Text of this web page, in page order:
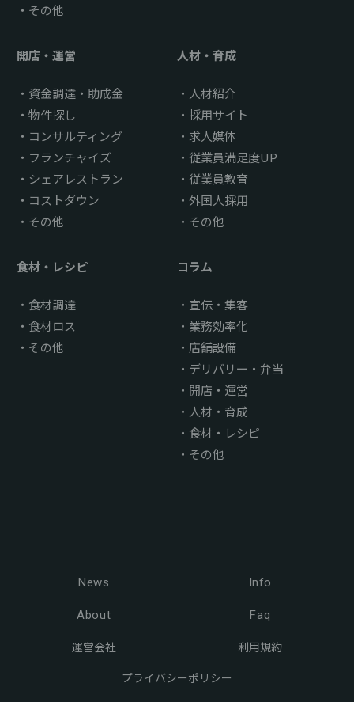
その他
開店・運営
資金調達・助成金
物件探し
コンサルティング
フランチャイズ
シェアレストラン
コストダウン
その他
人材・育成
人材紹介
採用サイト
求人媒体
従業員満足度UP
従業員教育
外国人採用
その他
食材・レシピ
食材調達
食材ロス
その他
コラム
宣伝・集客
業務効率化
店舗設備
デリバリー・弁当
開店・運営
人材・育成
食材・レシピ
その他
News Info
About Faq
運営会社
利用規約
プライバシーポリシー